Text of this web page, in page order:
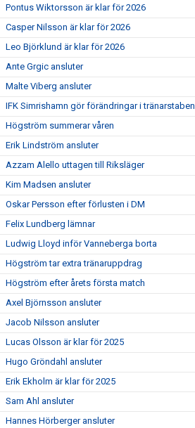
Pontus Wiktorsson är klar för 2026
Casper Nilsson är klar för 2026
Leo Björklund är klar för 2026
Ante Grgic ansluter
Malte Viberg ansluter
IFK Simrishamn gör förändringar i tränarstaben
Högström summerar våren
Erik Lindström ansluter
Azzam Alello uttagen till Riksläger
Kim Madsen ansluter
Oskar Persson efter förlusten i DM
Felix Lundberg lämnar
Ludwig Lloyd inför Vanneberga borta
Högström tar extra tränaruppdrag
Högström efter årets första match
Axel Björnsson ansluter
Jacob Nilsson ansluter
Lucas Olsson är klar för 2025
Hugo Gröndahl ansluter
Erik Ekholm är klar för 2025
Sam Ahl ansluter
Hannes Hörberger ansluter